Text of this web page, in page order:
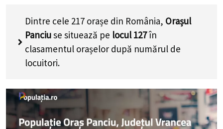
Dintre cele 217 orașe din România, Orașul
Panciuse situează pe locul 127în
clasamentul orașelor după numărul de
locuitori.